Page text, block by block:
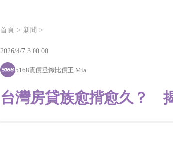
首頁 新聞
台灣房貸族愈揹愈久？
2026/4/7 3:00:00
5168實價登錄比價王 Mia